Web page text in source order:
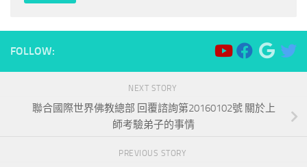
FOLLOW:
NEXT STORY
聯合國際世界佛教總部 回覆諮詢第20160102號 關於上
師考驗弟子的事情
PREVIOUS STORY